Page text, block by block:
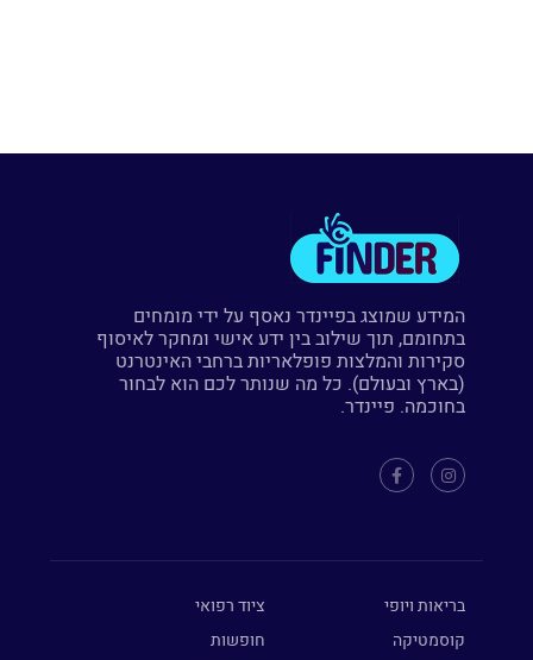
המידע שמוצג בפיינדר נאסף על ידי מומחים
בתחומם, תוך שילוב בין ידע אישי ומחקר לאיסוף
סקירות והמלצות פופלאריות ברחבי האינטרנט
(בארץ ובעולם). כל מה שנותר לכם הוא לבחור
בחוכמה. פיינדר.
בריאות ויופי
ציוד רפואי
קוסמטיקה
חופשות